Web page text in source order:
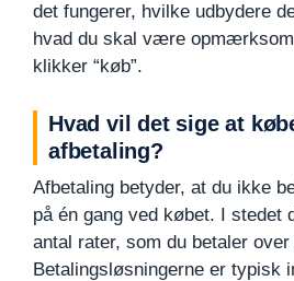
det fungerer, hvilke udbydere
hvad du skal være
klikker “køb”.
Hvad vil det sige at
afbetaling?
Afbetaling betyder, at du ikke
på én gang ved købet. I stedet
antal rater, som du betaler
Betalingsløsningerne er typisk